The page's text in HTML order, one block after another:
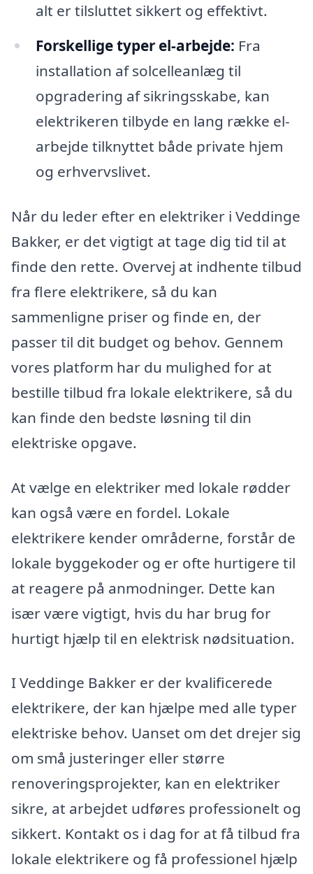
alt er tilsluttet sikkert og effektivt.
Forskellige typer el-arbejde: Fra
installation af solcelleanlæg til
opgradering af sikringsskabe, kan
elektrikeren tilbyde en lang række el-
arbejde tilknyttet både private hjem
og erhvervslivet.
Når du leder efter en elektriker i Veddinge
Bakker, er det vigtigt at tage dig tid til at
finde den rette. Overvej at indhente tilbud
fra flere elektrikere, så du kan
sammenligne priser og finde en, der
passer til dit budget og behov. Gennem
vores platform har du mulighed for at
bestille tilbud fra lokale elektrikere, så du
kan finde den bedste løsning til din
elektriske opgave.
At vælge en elektriker med lokale rødder
kan også være en fordel. Lokale
elektrikere kender områderne, forstår de
lokale byggekoder og er ofte hurtigere til
at reagere på anmodninger. Dette kan
især være vigtigt, hvis du har brug for
hurtigt hjælp til en elektrisk nødsituation.
I Veddinge Bakker er der kvalificerede
elektrikere, der kan hjælpe med alle typer
elektriske behov. Uanset om det drejer sig
om små justeringer eller større
renoveringsprojekter, kan en elektriker
sikre, at arbejdet udføres professionelt og
sikkert. Kontakt os i dag for at få tilbud fra
lokale elektrikere og få professionel hjælp